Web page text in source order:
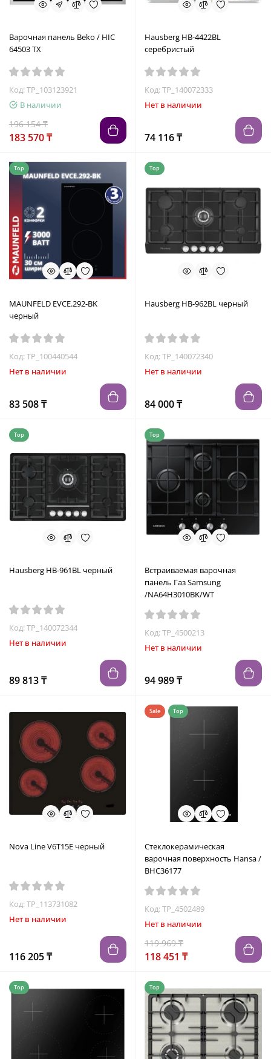
Варочная панель Beko / HIC
64503 TX
Код: TP_103123921
В наличии
196 154 ₸
183 570 ₸
Hausberg HB-4422BL
серебристый
Код: TP_140072333
Нет в наличии
74 116 ₸
Top
MAUNFELD EVCE.292-BK
черный
Код: TP_100440544
Нет в наличии
83 508 ₸
Top
Hausberg HB-962BL черный
Код: TP_140072340
Нет в наличии
84 000 ₸
Top
Hausberg HB-961BL черный
Код: TP_140072344
Нет в наличии
89 813 ₸
Top
Встраиваемая варочная
панель Газ Samsung
/NA64H3010BK/WT
Код: TP_4500213
Нет в наличии
94 989 ₸
Nova Line V6T15E черный
Код: TP_113731082
Нет в наличии
116 205 ₸
Sale Top
Стеклокерамическая
варочная поверхность Hansa /
BHC36177
Код: TP_4502489
Нет в наличии
119 969 ₸
118 451 ₸
Top Top